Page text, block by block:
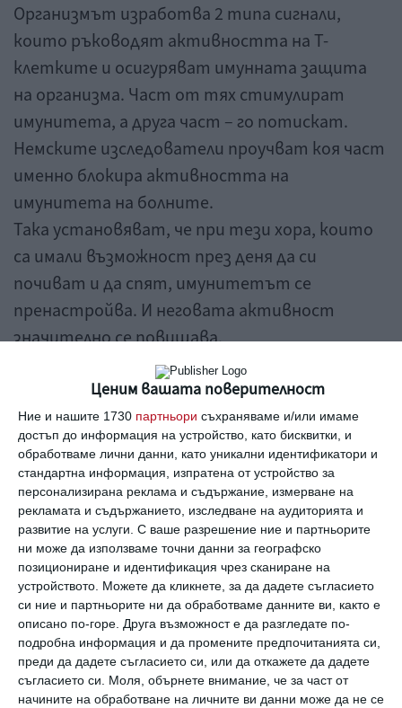
Ценим вашата поверителност
Ние и нашите 1730 партньори съхраняваме и/или имаме
достъп до информация на устройство, като бисквитки, и
обработваме лични данни, като уникални идентификатори и
стандартна информация, изпратена от устройство за
персонализирана реклама и съдържание, измерване на
рекламата и съдържанието, изследване на аудиторията и
развитие на услуги. С ваше разрешение ние и партньорите
ни може да използваме точни данни за географско
позициониране и идентификация чрез сканиране на
устройството. Можете да кликнете, за да дадете съгласието
си ние и партньорите ни да обработваме данните ви, както е
описано по-горе. Друга възможност е да разгледате по-
подробна информация и да промените предпочитанията си,
преди да дадете съгласието си, или да откажете да дадете
съгласието си.
Моля, обърнете внимание, че за част от
начините на обработване на личните ви данни може да не се
Организмът изработва 2 типа сигнали,
които ръководят активността на Т-
клетките и осигуряват имунната защита
на организма. Част от тях стимулират
имунитета, а друга част – го потискат.
Немските изследователи проучват коя част
именно блокира активността на
имунитета на болните.
Така установяват, че при тези хора, които
са имали възможност през деня да си
почиват и да спят, имунитетът се
пренастройва. И неговата активност
значително се повишава.
Мона Василева
имунитетзащита
Здраве
5 съвета за тези, които страдат от
безсъние
Здраве
Сънят зависи от това на коя част от
леглото спите
Здраве